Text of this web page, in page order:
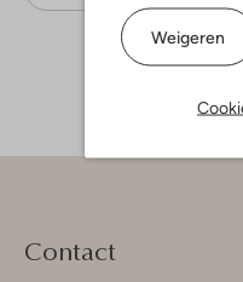
Weigeren
Contact